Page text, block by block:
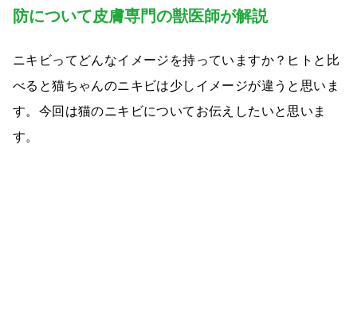
防について皮膚専門の獣医師が解説
ニキビってどんなイメージを持っていますか？ヒトと比
べると猫ちゃんのニキビは少しイメージが違うと思いま
す。今回は猫のニキビについてお伝えしたいと思いま
す。